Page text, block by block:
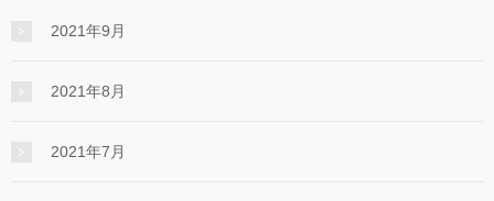
2021年9月
2021年8月
2021年7月